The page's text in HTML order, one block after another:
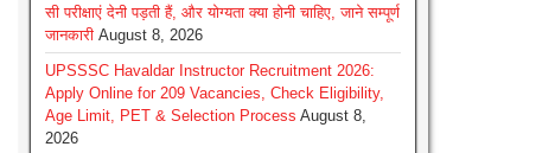
सी परीक्षाएं देनी पड़ती हैं, और योग्यता क्या होनी चाहिए, जाने सम्पूर्ण
जानकारी August 8, 2026
UPSSSC Havaldar Instructor Recruitment 2026:
Apply Online for 209 Vacancies, Check Eligibility,
Age Limit, PET & Selection Process August 8,
2026